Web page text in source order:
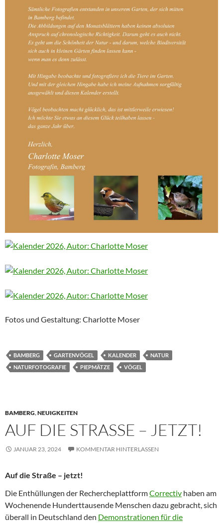
Fotos und Gestaltung: Charlotte Moser
BAMBERG GARTENVÖGEL KALENDER
NATUR
NATURFOTOGRAFIE
PIEPMÄTZE VÖGEL
BAMBERG,NEUIGKEITEN
AUF DIE STRASSE – JETZT!
JANUAR 23, 2024 KOMMENTAR HINTERLASSEN
Auf die Straße – jetzt!
Die Enthüllungen der RechercheplattformCorrectiv haben am
Wochenende Hunderttausende Menschen dazu gebracht, sich
überall in Deutschland den Demonstrationen für die